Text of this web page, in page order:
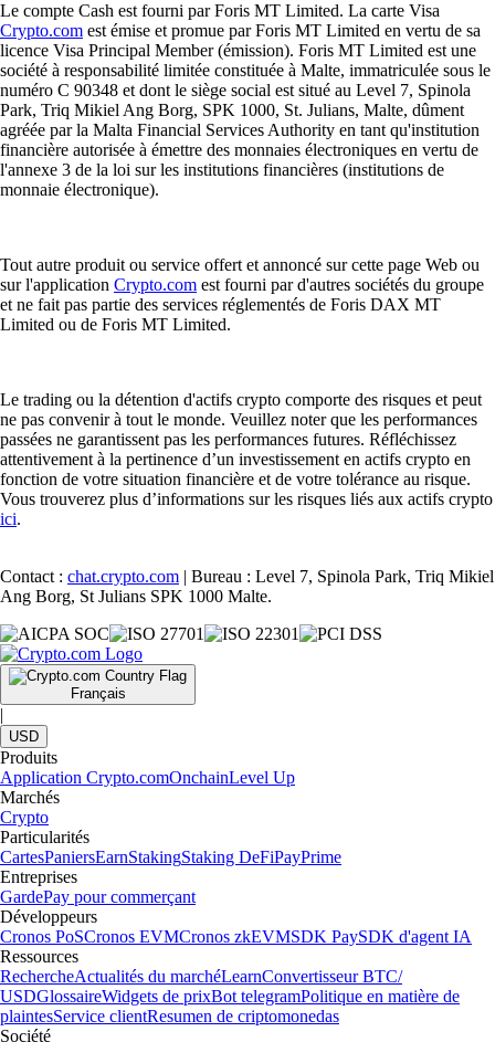
Le compte Cash est fourni par Foris MT Limited. La carte Visa
Crypto.com est émise et promue par Foris MT Limited en vertu de sa
licence Visa Principal Member (émission). Foris MT Limited est une
société à responsabilité limitée constituée à Malte, immatriculée sous le
numéro C 90348 et dont le siège social est situé au Level 7, Spinola
Park, Triq Mikiel Ang Borg, SPK 1000, St. Julians, Malte, dûment
agréée par la Malta Financial Services Authority en tant qu'institution
financière autorisée à émettre des monnaies électroniques en vertu de
l'annexe 3 de la loi sur les institutions financières (institutions de
monnaie électronique).
Tout autre produit ou service offert et annoncé sur cette page Web ou
sur l'application Crypto.com est fourni par d'autres sociétés du groupe
et ne fait pas partie des services réglementés de Foris DAX MT
Limited ou de Foris MT Limited.
Le trading ou la détention d'actifs crypto comporte des risques et peut
ne pas convenir à tout le monde. Veuillez noter que les performances
passées ne garantissent pas les performances futures. Réfléchissez
attentivement à la pertinence d’un investissement en actifs crypto en
fonction de votre situation financière et de votre tolérance au risque.
Vous trouverez plus d’informations sur les risques liés aux actifs crypto
ici.
Contact : chat.crypto.com | Bureau : Level 7, Spinola Park, Triq Mikiel
Ang Borg, St Julians SPK 1000 Malte.
Français
|
USD
Produits
Application Crypto.comOnchainLevel Up
Marchés
Crypto
Particularités
CartesPaniersEarnStakingStaking DeFiPayPrime
Entreprises
GardePay pour commerçant
Développeurs
Cronos PoSCronos EVMCronos zkEVMSDK PaySDK d'agent IA
Ressources
RechercheActualités du marchéLearnConvertisseur BTC/
USDGlossaireWidgets de prixBot telegramPolitique en matière de
plaintesService clientResumen de criptomonedas
Société